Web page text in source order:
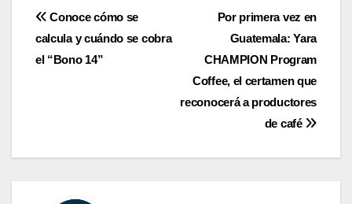
Navegación
de
Por primera vez en
Guatemala: Yara
CHAMPION Program
Coffee, el certamen que
reconocerá a productores
de café
Conoce cómo se
calcula y cuándo se cobra
el “Bono 14”